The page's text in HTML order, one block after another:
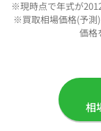
※現時点で年式が
※買取相場価格(予測
価格
相